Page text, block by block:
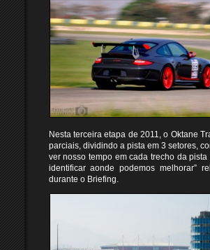
Nesta terceira etapa de 2011, o Oktane
parciais, dividindo a pista em 3 setores,
ver nosso tempo em cada trecho da
identificar aonde podemos melhorar”
durante o Briefing.